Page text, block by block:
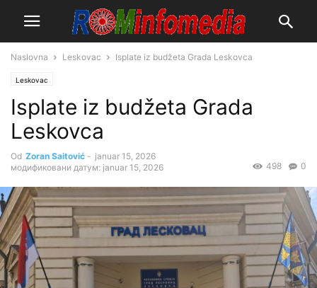
Naslovna Leskovac Isplate iz budžeta Grada Leskovca
Leskovac
Isplate iz budžeta Grada
Leskovca
Od Zoran Saitović - januar 15, 2026
модификовани датум: januar 15, 2026
0
498